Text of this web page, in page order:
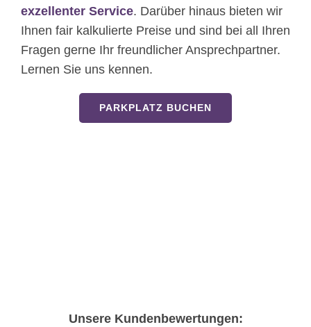
exzellenter Service. Darüber hinaus bieten wir
Ihnen fair kalkulierte Preise und sind bei all Ihren
Fragen gerne Ihr freundlicher Ansprechpartner.
Lernen Sie uns kennen.
PARKPLATZ BUCHEN
Unsere Kundenbewertungen: